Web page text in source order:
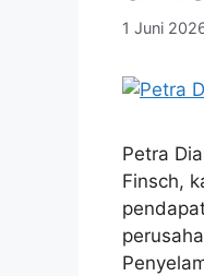
1 Juni
Petra
Finsch,